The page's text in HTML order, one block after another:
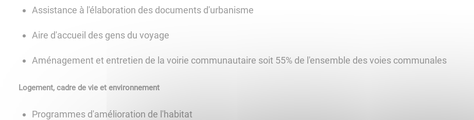
Assistance à l'élaboration des documents d'urbanisme
Aire d'accueil des gens du voyage
Aménagement et entretien de la voirie communautaire soit 55% de l'ensemble des voies communales
Logement, cadre de vie et environnement
Programmes d'amélioration de l'habitat